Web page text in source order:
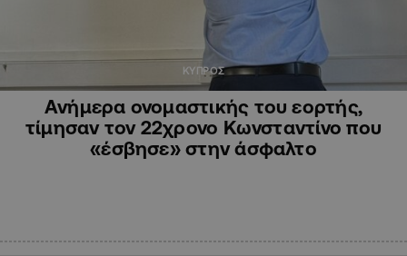
ΚΥΠΡΟΣ
Ανήμερα ονομαστικής του εορτής,
τίμησαν τον 22χρονο Κωνσταντίνο που
«έσβησε» στην άσφαλτο